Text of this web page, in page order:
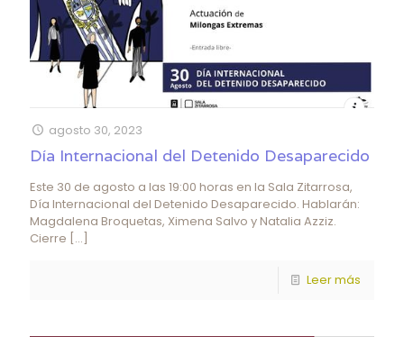
agosto 30, 2023
Día Internacional del Detenido Desaparecido
Este 30 de agosto a las 19:00 horas en la Sala Zitarrosa,
Día Internacional del Detenido Desaparecido. Hablarán:
Magdalena Broquetas, Ximena Salvo y Natalia Azziz.
Cierre […]
Leer más